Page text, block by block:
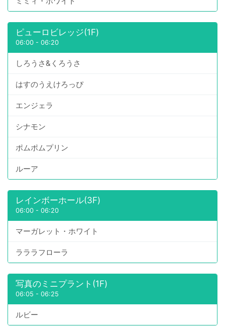
ピューロビレッジ(1F)
06:00 - 06:20
しろうさ&くろうさ
はすのうえけろっぴ
エンジェラ
シナモン
ポムポムプリン
ルーア
レインボーホール(3F)
06:00 - 06:20
マーガレット・ホワイト
ラララフローラ
写真のミニプラント(1F)
06:05 - 06:25
ルビー